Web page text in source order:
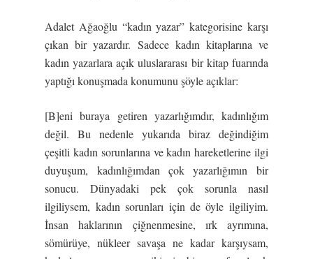
Adalet Ağaoğlu “kadın yazar” kategorisine karşı
çıkan bir yazardır. Sadece kadın kitaplarına ve
kadın yazarlara açık uluslararası bir kitap fuarında
yaptığı konuşmada konumunu şöyle açıklar:
[B]eni buraya getiren yazarlığımdır, kadınlığım
değil. Bu nedenle yukarıda biraz değindiğim
çeşitli kadın sorunlarına ve kadın hareketlerine ilgi
duyuşum, kadınlığımdan çok yazarlığımın bir
sonucu. Dünyadaki pek çok sorunla nasıl
ilgiliysem, kadın sorunları için de öyle ilgiliyim.
İnsan haklarının çiğnenmesine, ırk ayrımına,
sömürüye, nükleer savaşa ne kadar karşıysam,